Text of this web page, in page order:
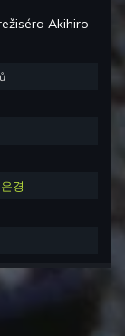
Akihiro
경